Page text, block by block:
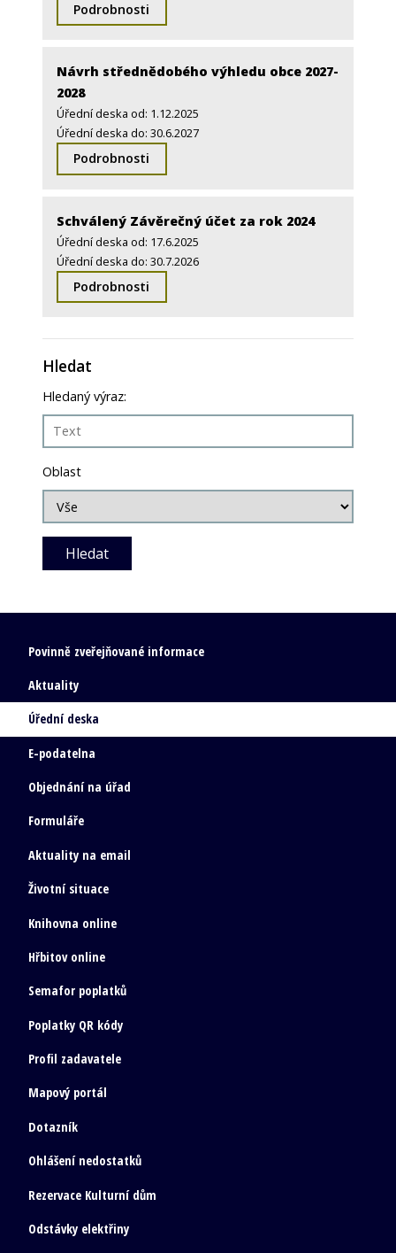
Podrobnosti
Návrh střednědobého výhledu obce 2027-
2028
Úřední deska od: 1.12.2025
Úřední deska do: 30.6.2027
Podrobnosti
Schválený Závěrečný účet za rok 2024
Úřední deska od: 17.6.2025
Úřední deska do: 30.7.2026
Podrobnosti
Hledat
Hledaný výraz:
Oblast
Povinně zveřejňované informace
Aktuality
Úřední deska
E-podatelna
Objednání na úřad
Formuláře
Aktuality na email
Životní situace
Knihovna online
Hřbitov online
Semafor poplatků
Poplatky QR kódy
Profil zadavatele
Mapový portál
Dotazník
Ohlášení nedostatků
Rezervace Kulturní dům
Odstávky elektřiny